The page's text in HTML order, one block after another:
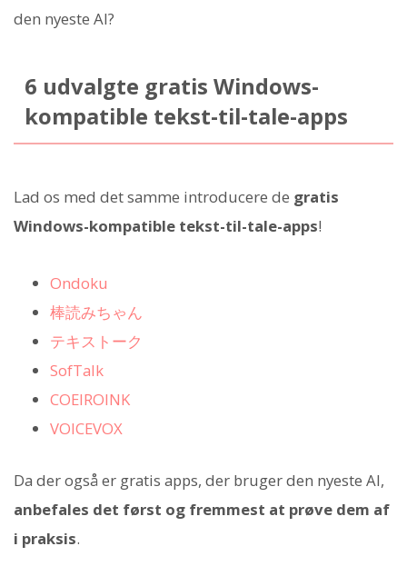
den nyeste AI?
6 udvalgte gratis Windows-
kompatible tekst-til-tale-apps
Lad os med det samme introducere de gratis
Windows-kompatible tekst-til-tale-apps!
Ondoku
棒読みちゃん
テキストーク
SofTalk
COEIROINK
VOICEVOX
Da der også er gratis apps, der bruger den nyeste AI,
anbefales det først og fremmest at prøve dem af
i praksis.